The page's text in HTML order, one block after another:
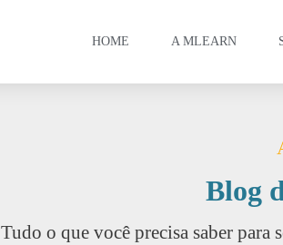
HOME A MLEARN
Blog
Tudo o que você precisa saber para